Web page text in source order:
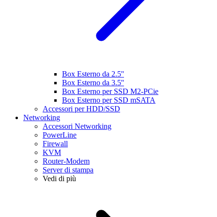
Box Esterno da 2.5''
Box Esterno da 3.5''
Box Esterno per SSD M2-PCie
Box Esterno per SSD mSATA
Accessori per HDD/SSD
Networking
Accessori Networking
PowerLine
Firewall
KVM
Router-Modem
Server di stampa
Vedi di più